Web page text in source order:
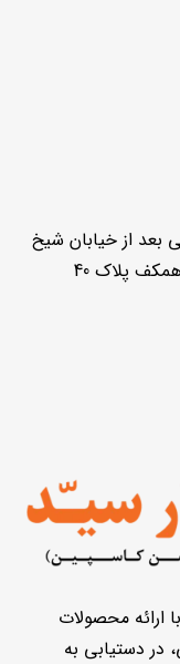
بعد از خیابان شیخ
پلاک 40
ارائه محصولات
در دستیابی به